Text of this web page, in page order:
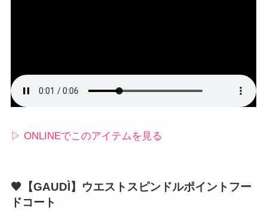
▷ ONLINEでこのアイテムを見る
🖤【GAUDÌ】ウエストスピンドルポイントフー
ドコート